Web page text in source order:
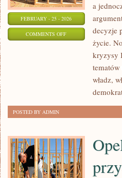
FEBRUARY - 25 - 2026
COMMENTS OFFON
KONSTYTUCJA
a
decyzje
życie.
kryzysy
tematów
władz,
POSTED BY ADMIN